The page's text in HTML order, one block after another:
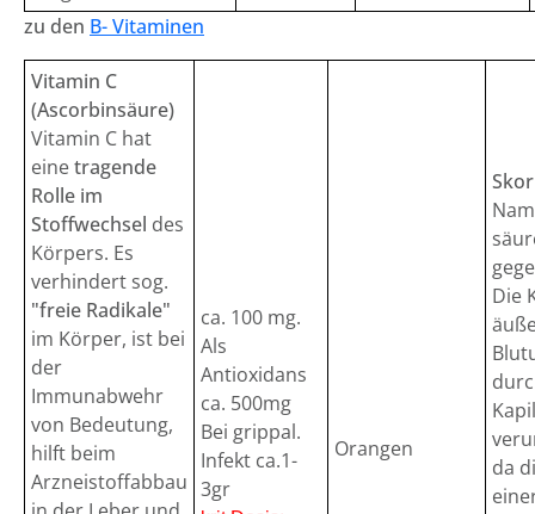
zu den B- Vitaminen
Vitamin C
(Ascorbinsäure)
Vitamin C hat
einetragende
Rolle im
Stoffwechsel des
Körpers. Es
verhindert sog.
"freie Radikale"
im Körper, ist bei
der
Immunabwehr
von Bedeutung,
hilft beim
Arzneistoffabbau
ca. 100 mg.
Als
Antioxidans
ca. 500mg
Bei grippal.
Infekt ca.1-
3gr
Orangen
Die
da